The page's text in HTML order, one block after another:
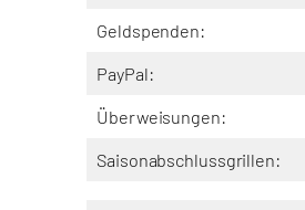
Geldspenden:
PayPal:
Überweisungen:
Saisonabschlussgrillen: